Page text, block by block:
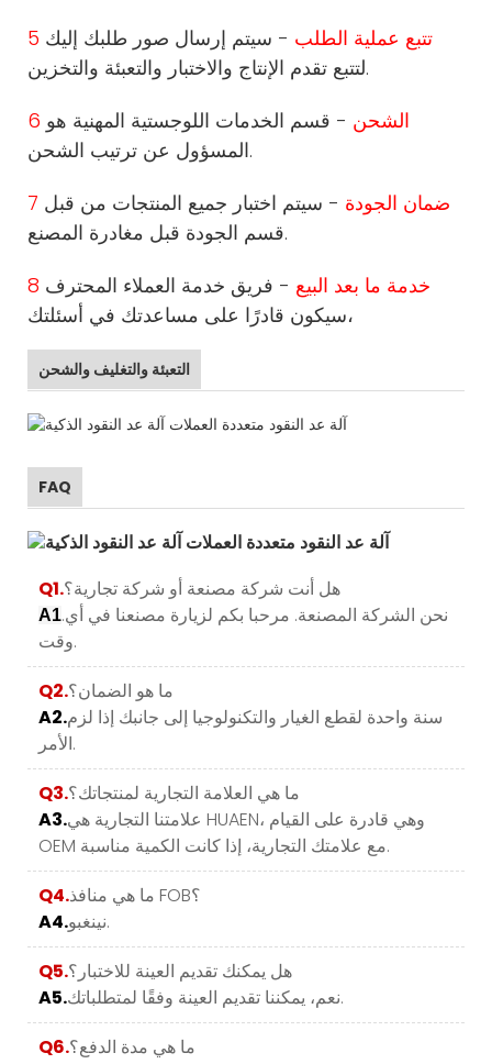
5 تتبع عملية الطلب - سيتم إرسال صور طلبك إليك
لتتبع تقدم الإنتاج والاختبار والتعبئة والتخزين.
6 الشحن - قسم الخدمات اللوجستية المهنية هو
المسؤول عن ترتيب الشحن.
7 ضمان الجودة - سيتم اختبار جميع المنتجات من قبل
قسم الجودة قبل مغادرة المصنع.
8 خدمة ما بعد البيع - فريق خدمة العملاء المحترف
سيكون قادرًا على مساعدتك في أسئلتك،
التعبئة والتغليف والشحن
FAQ
Q1.هل أنت شركة مصنعة أو شركة تجارية؟
A1.نحن الشركة المصنعة. مرحبا بكم لزيارة مصنعنا في أي
وقت.
Q2.ما هو الضمان؟
A2.سنة واحدة لقطع الغيار والتكنولوجيا إلى جانبك إذا لزم
الأمر.
Q3.ما هي العلامة التجارية لمنتجاتك؟
A3.علامتنا التجارية هي HUAEN، وهي قادرة على القيام
OEM مع علامتك التجارية، إذا كانت الكمية مناسبة.
Q4.
ما هي منافذ FOB؟
A4.
نينغبو.
Q5.هل يمكنك تقديم العينة للاختبار؟
A5.
نعم، يمكننا تقديم العينة وفقًا لمتطلباتك.
Q6.ما هي مدة الدفع؟